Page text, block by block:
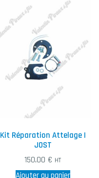
Kit Réparation Attelage |
JOST
150,00 € HT
Ajouter au panier